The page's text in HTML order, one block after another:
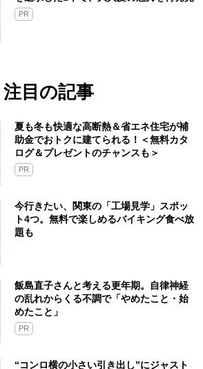
PR
注目の記事
夏も冬も快適な高断熱＆省エネ住宅が補
助金でおトクに建てられる！＜無料カタ
ログ＆プレゼントのチャンスも＞
PR
今行きたい、関東の「工場見学」スポッ
ト4つ。無料で楽しめるバイキング食べ放
題も
飯島直子さんと考える更年期。自律神経
の乱れからくる不調で「やめたこと・始
めたこと」
PR
“コンロ横の小さい引き出し”にジャスト